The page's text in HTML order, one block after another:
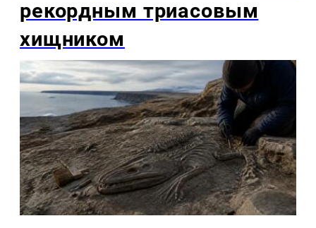
рекордным триасовым
хищником